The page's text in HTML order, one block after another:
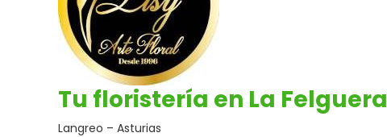
Tu floristería en La Felguera
Langreo – Asturias